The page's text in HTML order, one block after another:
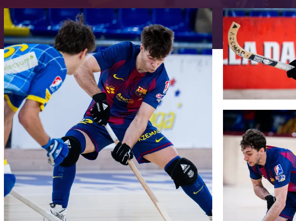
FC Barcelona club badge FC Barcelona club badge
FC Barcelona club badge